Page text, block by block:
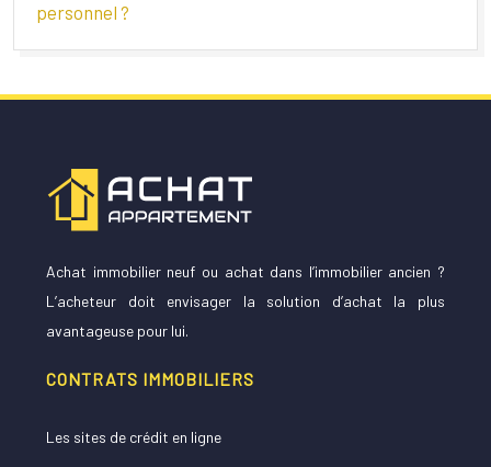
personnel ?
Achat immobilier neuf ou achat dans l’immobilier ancien ?
L’acheteur doit envisager la solution d’achat la plus
avantageuse pour lui.
CONTRATS IMMOBILIERS
Les sites de crédit en ligne